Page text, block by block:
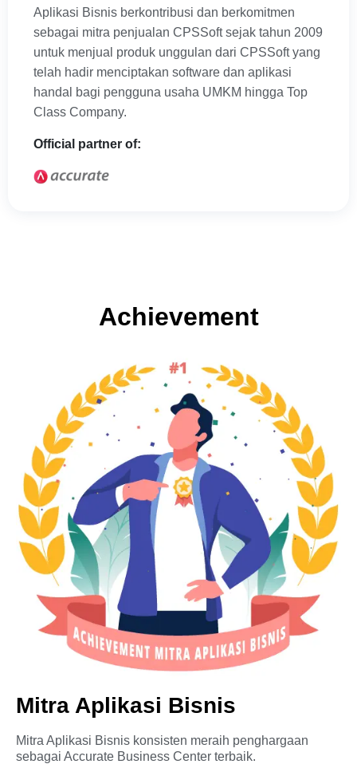
Aplikasi Bisnis berkontribusi dan berkomitmen
sebagai mitra penjualan CPSSoft sejak tahun 2009
untuk menjual produk unggulan dari CPSSoft yang
telah hadir menciptakan software dan aplikasi
handal bagi pengguna usaha UMKM hingga Top
Class Company.
Official partner of:
Achievement
Mitra Aplikasi Bisnis
Mitra Aplikasi Bisnis konsisten meraih penghargaan
sebagai Accurate Business Center terbaik.